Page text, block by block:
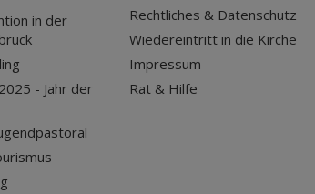
in der
- Jahr der
Rechtliches & Datenschutz
Wiedereintritt in die Kirche
Impressum
Rat & Hilfe